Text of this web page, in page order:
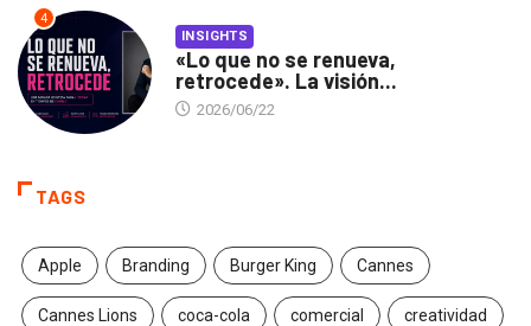
4
INSIGHTS
«Lo que no se renueva,
retrocede». La visión...
2026/06/22
TAGS
Apple Branding Burger King Cannes
Cannes Lions coca-cola comercial creatividad